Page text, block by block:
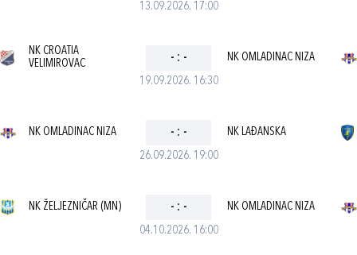
13.09.2026. 17:00
19.09.2026. 16:30
NK CROATIA
VELIMIROVAC
- : - NK OMLADINAC NIZA
26.09.2026. 19:00
NK OMLADINAC NIZA - : - NK LAĐANSKA
04.10.2026. 16:00
NK ŽELJEZNIČAR (MN) - : - NK OMLADINAC NIZA